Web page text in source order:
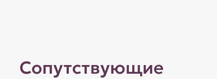
Сопутствующие